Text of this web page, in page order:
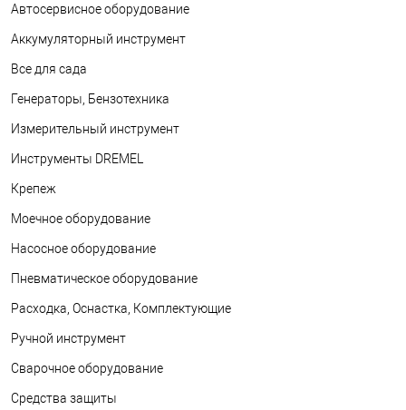
Автосервисное оборудование
Аккумуляторный инструмент
Все для сада
Генераторы, Бензотехника
Измерительный инструмент
Инструменты DREMEL
Крепеж
Моечное оборудование
Насосное оборудование
Пневматическое оборудование
Расходка, Оснастка, Комплектующие
Ручной инструмент
Сварочное оборудование
Средства защиты